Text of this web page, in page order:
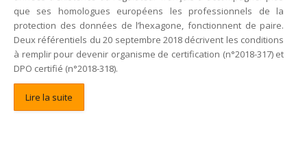
que ses homologues européens les professionnels de la
protection des données de l’hexagone, fonctionnent de paire.
Deux référentiels du 20 septembre 2018 décrivent les conditions
à remplir pour devenir organisme de certification (n°2018-317) et
DPO certifié (n°2018-318).
Lire la suite